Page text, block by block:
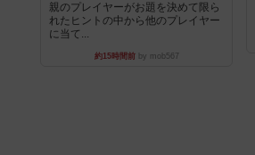
親のプレイヤーがお題を決めて限ら
れたヒントの中から他のプレイヤー
に当て...
約15時間前by mob567